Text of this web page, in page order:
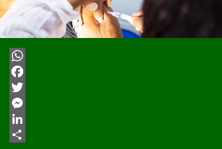
WhatsApp
Facebook
Twitter
Messenger
LinkedIn